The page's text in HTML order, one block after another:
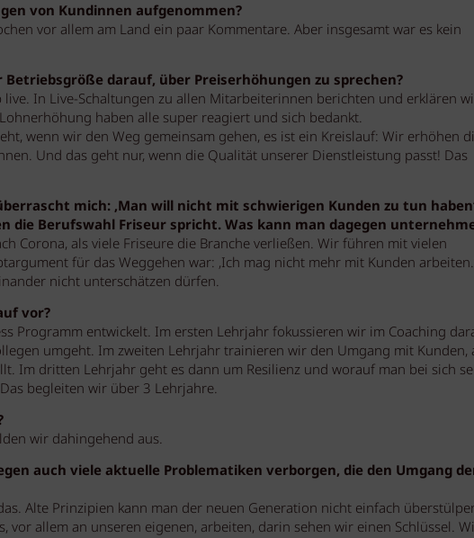
von Kundinnen aufgenommen?
vor allem am Land ein paar Kommentare. Aber insgesamt war es kein
darauf, über Preiserhöhungen zu sprechen?
In Live-Schaltungen zu allen Mitarbeiterinnen berichten und erklären
haben alle super reagiert und sich bedankt.
wenn wir den Weg gemeinsam gehen, es ist ein Kreislauf: Wir erhöhen
Und das geht nur, wenn die Qualität unserer Dienstleistung passt! Das
mich: ‚Man will nicht mit schwierigen Kunden zu tun
die Berufswahl Friseur spricht. Was kann man dagegen
Corona, als viele Friseure die Branche verließen. Wir führen mit vielen
für das Weggehen war: ‚Ich mag nicht mehr mit Kunden
nicht unterschätzen dürfen.
vor?
Programm entwickelt. Im ersten Lehrjahr fokussieren wir im Coaching
umgeht. Im zweiten Lehrjahr trainieren wir den Umgang mit Kunden,
Im dritten Lehrjahr geht es dann um Resilienz und worauf man bei sich
begleiten wir über 3 Lehrjahre.
wir dahingehend aus.
auch viele aktuelle Problematiken verborgen, die den Umgang
Alte Prinzipien kann man der neuen Generation nicht einfach
vor allem an unseren eigenen, arbeiten, darin sehen wir einen Schlüssel.